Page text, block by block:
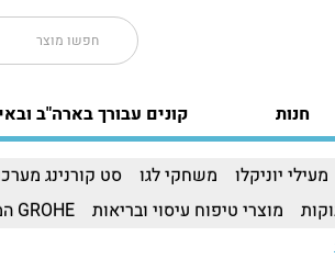
קונים עבורך בארה"ב חנות
מעילי יוניקלו משחקי לגו סט קורנינג
מוצרי טיפוח עיסוי ובריאות GROHE המותג הגרמני המוביל